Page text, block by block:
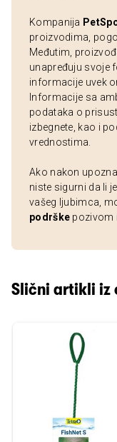
Kompanija
proizvodima,
Međutim,
unapređuju svoje
informacije uvek
Informacije sa
podataka o
izbegnete, kao i
vrednostima.
Ako nakon
niste sigurni da li
vašeg ljubimca,
podrške pozivom
Slični artikli iz